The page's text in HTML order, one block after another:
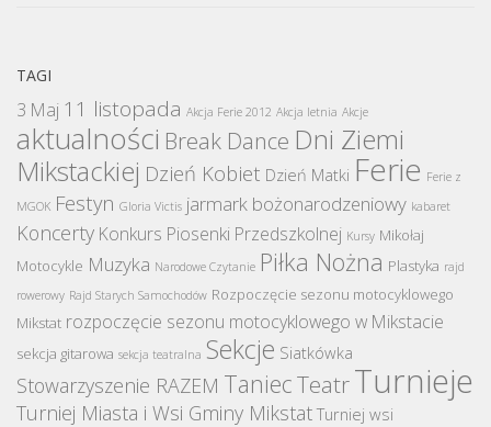
TAGI
3 Maj 11 listopada Akcja Ferie 2012 Akcja letnia Akcje
aktualności Break Dance Dni Ziemi
Mikstackiej Dzień Kobiet Dzień Matki Ferie Ferie z
MGOK Festyn Gloria Victis jarmark bożonarodzeniowy kabaret
Koncerty Konkurs Piosenki Przedszkolnej Kursy Mikołaj
Motocykle Muzyka Narodowe Czytanie Piłka Nożna Plastyka rajd
rowerowy Rajd Starych Samochodów Rozpoczęcie sezonu motocyklowego
Mikstat rozpoczęcie sezonu motocyklowego w Mikstacie
sekcja gitarowa sekcja teatralna Sekcje Siatkówka
Stowarzyszenie RAZEM TaniecTeatrTurnieje
Turniej Miasta i Wsi Gminy Mikstat Turniej wsi